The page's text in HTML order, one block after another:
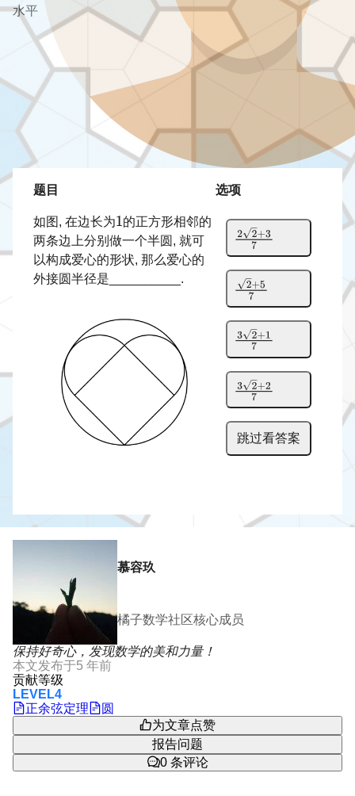
水平
题目
如图, 在边长为
的正方形相邻的
两条边上分别做一个半圆, 就可
以构成爱心的形状, 那么爱心的
外接圆半径是__________.
选项
跳过看答案
慕容玖
橘子数学社区核心成员
保持好奇心，发现数学的美和力量！
本文发布于5 年前
贡献等级
LEVEL4
正余弦定理
圆
为文章点赞
报告问题
0条评论